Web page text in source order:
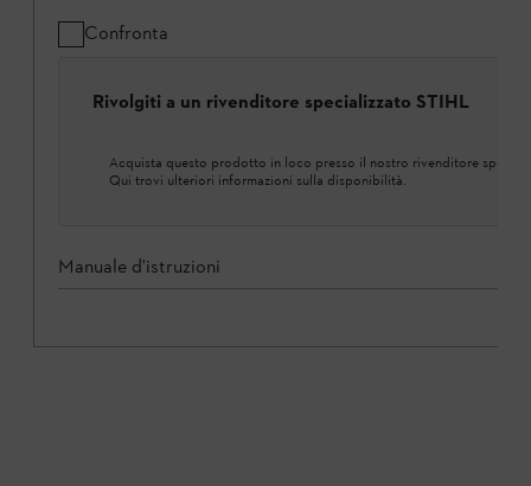
Confronta
Rivolgiti a un rivenditore specializzato STIHL
Acquista questo prodotto in loco presso il nostro rivenditore
Qui trovi ulteriori informazioni sulla disponibilità.
Manuale d'istruzioni